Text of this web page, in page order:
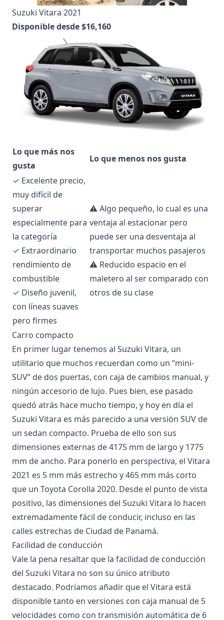
Suzuki Vitara 2021
Disponible desde $16,160
Lo que más nos
gusta
Lo que menos nos gusta
✓ Excelente precio,
muy difícil de
superar
especialmente para
la categoría
✓ Extraordinario
rendimiento de
combustible
✓ Diseño juvenil,
con líneas suaves
pero firmes
⚠ Algo pequeño, lo cual es una
ventaja al estacionar pero
puede ser una desventaja al
transportar muchos pasajeros
⚠ Reducido espacio en el
maletero al ser comparado con
otros de su clase
Carro compacto
En primer lugar tenemos al Suzuki Vitara, un
utilitario que muchos recuerdan como un “mini-
SUV” de dos puertas, con caja de cambios manual, y
ningún accesorio de lujo. Pues bien, ese pasado
quedó atrás hace mucho tiempo, y hoy en día el
Suzuki Vitara es más parecido a una versión SUV de
un sedan compacto. Prueba de ello son sus
dimensiones externas de 4175 mm de largo y 1775
mm de ancho. Para ponerlo en perspectiva, el Vitara
2021 es 5 mm más estrecho y 465 mm más corto
que un Toyota Corolla 2020. Desde el punto de vista
positivo, las dimensiones del Suzuki Vitara lo hacen
extremadamente fácil de conducir, incluso en las
calles estrechas de Ciudad de Panamá.
Facilidad de conducción
Vale la pena resaltar que la facilidad de conducción
del Suzuki Vitara no son su único atributo
destacado. Podríamos añadir que el Vitara está
disponible tanto en versiones con caja manual de 5
velocidades como con transmisión automática de 6